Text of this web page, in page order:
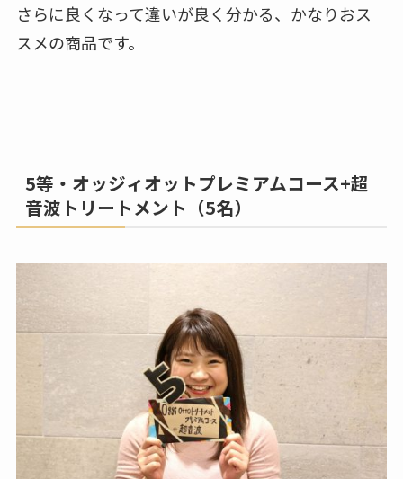
さらに良くなって違いが良く分かる、かなりおス
スメの商品です。
5等・オッジィオットプレミアムコース+超
音波トリートメント（5名）